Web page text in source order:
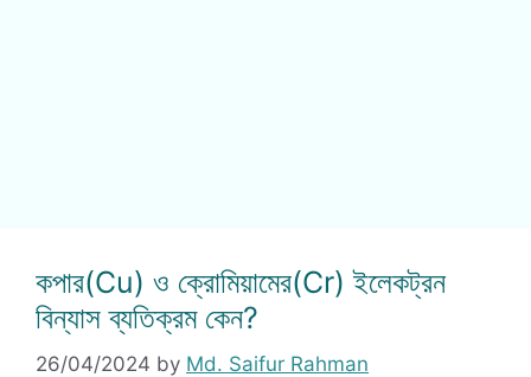
কপার(Cu) ও ক্রোমিয়ামের(Cr) ইলেকট্রন
বিন্যাস ব্যতিক্রম কেন?
26/04/2024 by Md. Saifur Rahman